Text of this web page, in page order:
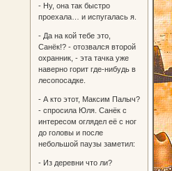
- Ну, она так быстро
проехала… и испугалась я.
- Да на кой тебе это,
Санёк!? - отозвался второй
охранник, - эта тачка уже
наверно горит где-нибудь в
лесопосадке.
- А кто этот, Максим Палыч?
- спросила Юля. Санёк с
интересом оглядел её с ног
до головы и после
небольшой паузы заметил:
- Из деревни что ли?